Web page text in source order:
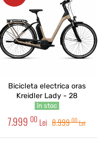
Bicicleta electrica oras
Kreidler Lady - 28
în stoc
7.999 00 Lei 8.99900Lei